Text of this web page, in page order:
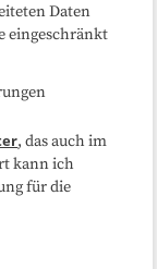
Daten
eingeschränkt
, das auch im
kann ich
für die